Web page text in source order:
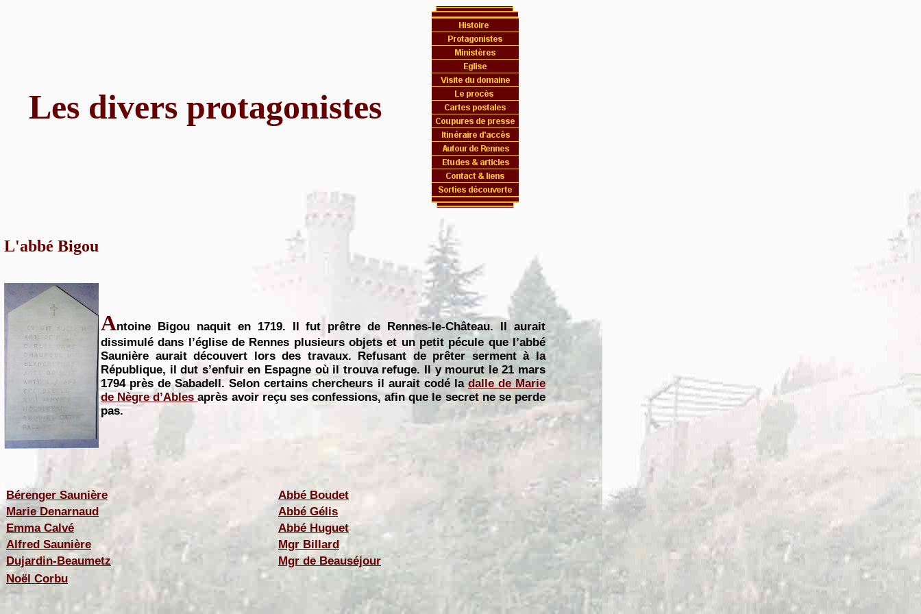
Les divers protagonistes
L'abbé Bigou
Antoine Bigou naquit en 1719. Il fut prêtre de Rennes-le-Château. Il aurait
dissimulé dans l’église de Rennes plusieurs objets et un petit pécule que l’abbé
Saunière aurait découvert lors des travaux. Refusant de prêter serment à la
République, il dut s’enfuir en Espagne où il trouva refuge. Il y mourut le 21 mars
1794 près de Sabadell. Selon certains chercheurs il aurait codé la dalle de Marie
de Nègre d’Ablesaprès avoir reçu ses confessions, afin que le secret ne se perde
pas.
Bérenger Saunière
Abbé Boudet
Marie Denarnaud
Abbé Gélis
Emma Calvé
Abbé Huguet
Alfred Saunière
Mgr Billard
Dujardin-Beaumetz
Mgr de Beauséjour
Noël Corbu